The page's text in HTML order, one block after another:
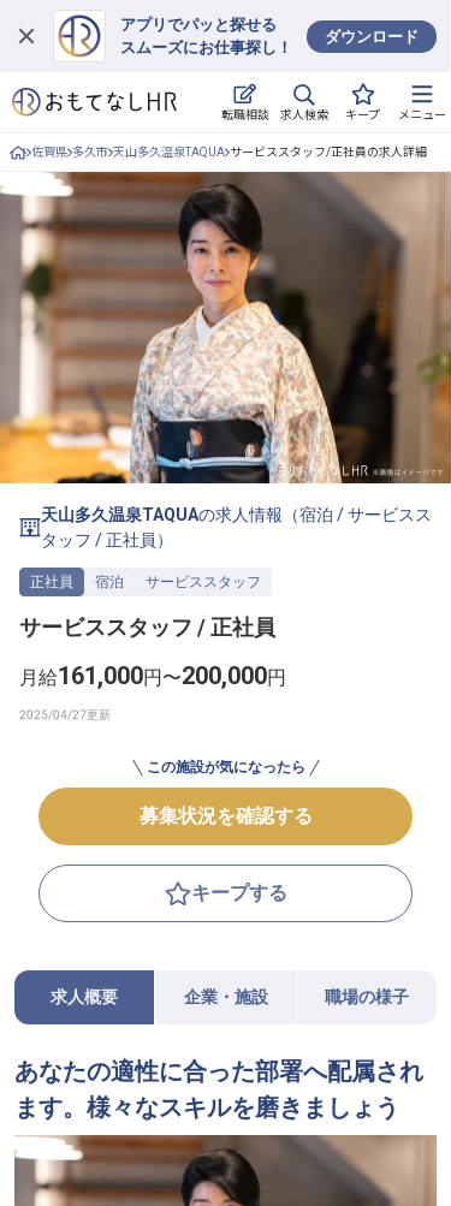
アプリでパッと探せる
スムーズにお仕事探し！
ダウンロード
転職相談 求人検索 キープ メニュー
ログイン
求人・施設を探す
キープした求人
就職・転職 合同説明会
おもてなしHRについて
ご利用の流れ
よくある質問
ホテル・宿泊業界情報コラム
無料 転職サポートに申し込む
採用をお考えの企業様へ
佐賀県 多久市 天山多久温泉TAQUA サービススタッフ/正社員の求人詳細
天山多久温泉TAQUAの求人情報（宿泊 /サービスス
タッフ /正社員 ）
正社員 宿泊 サービススタッフ
サービススタッフ / 正社員
月給161,000円〜200,000円
この施設が気になったら
募集状況を確認する
キープする
求人概要 企業・施設 職場の様子
あなたの適性に合った部署へ配属され
ます。様々なスキルを磨きましょう